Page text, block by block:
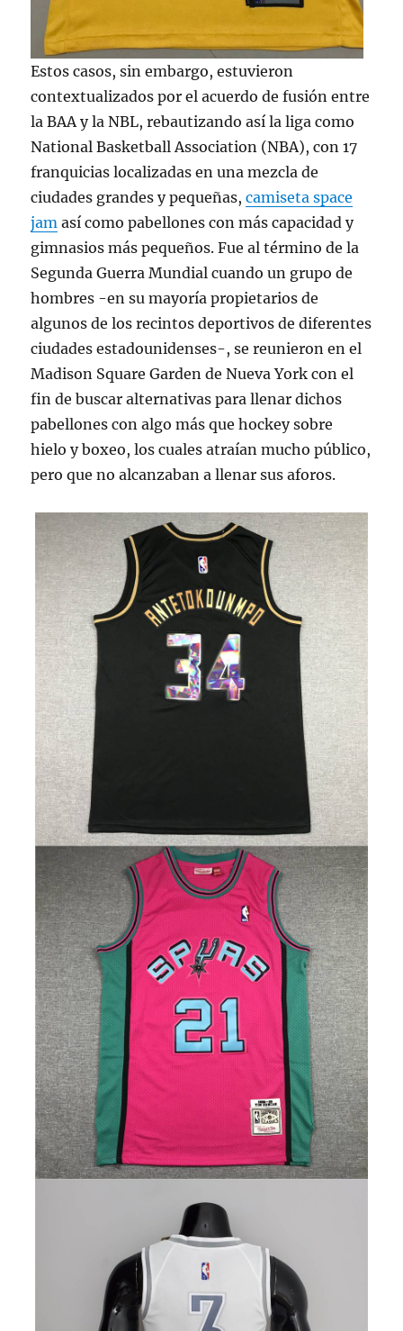
Estos casos, sin embargo, estuvieron
contextualizados por el acuerdo de fusión entre
la BAA y la NBL, rebautizando así la liga como
National Basketball Association (NBA), con 17
franquicias localizadas en una mezcla de
ciudades grandes y pequeñas,camiseta space
jam así como pabellones con más capacidad y
gimnasios más pequeños. Fue al término de la
Segunda Guerra Mundial cuando un grupo de
hombres -en su mayoría propietarios de
algunos de los recintos deportivos de diferentes
ciudades estadounidenses-, se reunieron en el
Madison Square Garden de Nueva York con el
fin de buscar alternativas para llenar dichos
pabellones con algo más que hockey sobre
hielo y boxeo, los cuales atraían mucho público,
pero que no alcanzaban a llenar sus aforos.